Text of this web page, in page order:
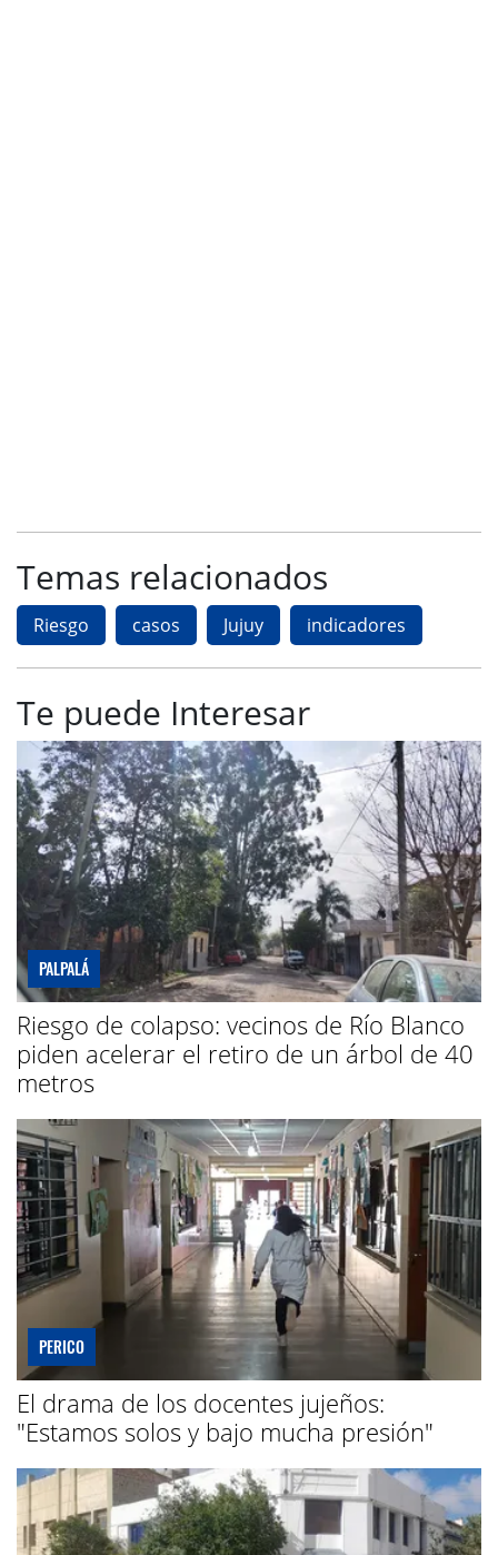
Temas relacionados
Riesgo casos Jujuy indicadores
Te puede Interesar
PALPALÁ
Riesgo de colapso: vecinos de Río Blanco
piden acelerar el retiro de un árbol de 40
metros
PERICO
El drama de los docentes jujeños:
"Estamos solos y bajo mucha presión"